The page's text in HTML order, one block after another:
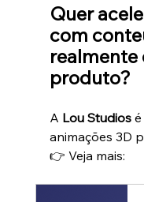
Quer
com
realmente
produto?
A Lou Studios é
animações 3D
👉 Veja mais: